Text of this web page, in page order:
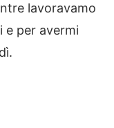
lavoravamo
e per avermi